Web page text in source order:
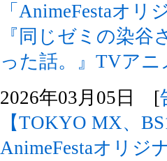
「AnimeFestaオ
『同じゼミの染
った話。』TVアニ
2026年03月05日 [
【TOKYO MX、
AnimeFestaオリジ